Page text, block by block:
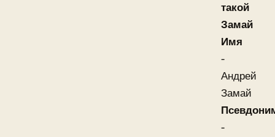
такой
Замай
Имя
-
Андрей
Замай
-